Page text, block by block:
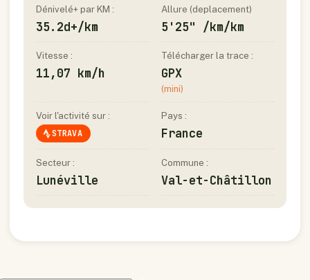
Dénivelé+ par KM :
35.2d+/km
Allure (deplacement)
5'25" /km/km
Vitesse :
11,07 km/h
Télécharger la trace :
GPX
(mini)
Voir l'activité sur :
STRAVA
Pays :
France
Secteur :
Lunéville
Commune :
Val-et-Châtillon